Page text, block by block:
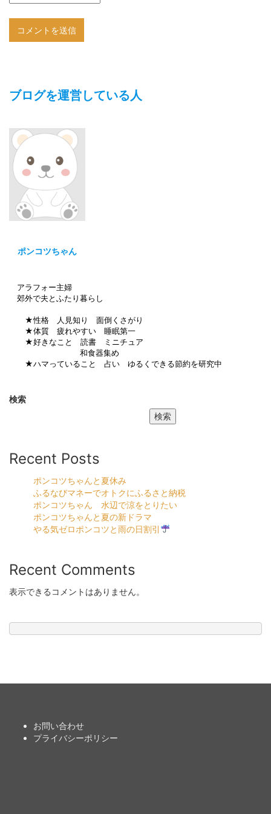
ブログを運営している人
ポンコツちゃん
アラフォー主婦
郊外で夫とふたり暮らし
★性格 人見知り 面倒くさがり
★体質 疲れやすい 睡眠第一
★好きなこと 読書 ミニチュア
和食器集め
★ハマっていること 占い ゆるくできる節約を研究中
検索
検索
Recent Posts
ポンコツちゃんと夏休み
ふるなびマネーでオトクにふるさと納税
ポンコツちゃん 水辺で涼をとりたい
ポンコツちゃんと夏の新ドラマ
やる気ゼロポンコツと雨の日割引
Recent Comments
表示できるコメントはありません。
お問い合わせ
プライバシーポリシー